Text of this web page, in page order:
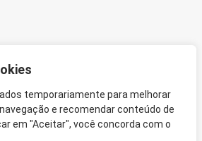
temporariamente para melhorar
e recomendar conteúdo de
em "Aceitar", você concorda com o